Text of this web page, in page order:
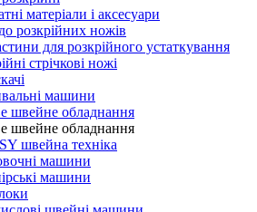
матеріали і аксесуари
розкрійних ножів
для розкрійного устаткування
стрічкові ножі
машини
швейне обладнання
швейне обладнання
швейна техніка
машини
машини